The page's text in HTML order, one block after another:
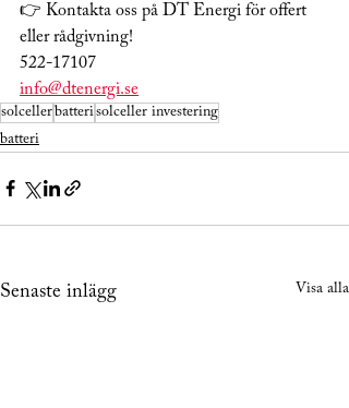
👉 Kontakta oss på DT Energi för offert
eller rådgivning!
522-17107
info@dtenergi.se
solcellerbatterisolceller investering
batteri
Senaste inlägg Visa alla